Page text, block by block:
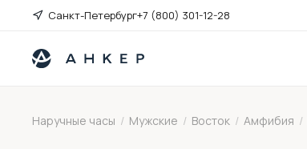
Санкт-Петербург+7 (800) 301-12-28
Наручные часы / Мужские / Восток / Амфибия /